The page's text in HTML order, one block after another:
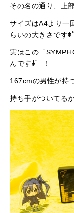
その名の通り、上
サイズはA4より一
らいの大きさですﾎﾟ
実はこの「
んですﾎﾟｰ！
167cmの男性が持
持ち手がついてる